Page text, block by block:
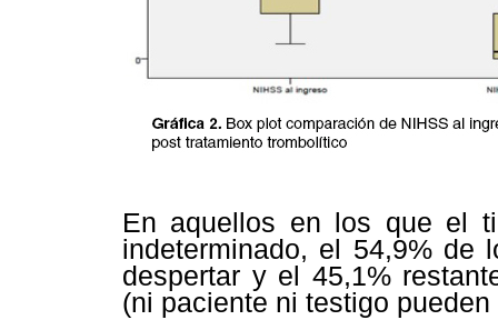
En aquellos en los que el
indeterminado, el 54,9% de
despertar y el 45,1%
(ni paciente ni testigo